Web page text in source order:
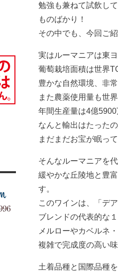
勉強も兼ねて試飲し
ものばかり！
その中でも、今回ご
実はルーマニアは東
葡萄栽培面積は世界
豊かな自然環境、非
また農薬使用量も世
年間生産量は4億
なんと輸出はたったの
まだまだお宝が眠っ
そんなルーマニアを
緩やかな丘陵地と豊
す。
このワインは、「デ
ブレンドの代表的な１
メルローやカベルネ
複雑で完成度の高い
土着品種と国際品種